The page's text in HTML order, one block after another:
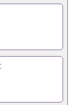
（申请学
注：上述
安排。 国
的毕业证
国外需要
假的毕业
些什么材
挂科拿不到